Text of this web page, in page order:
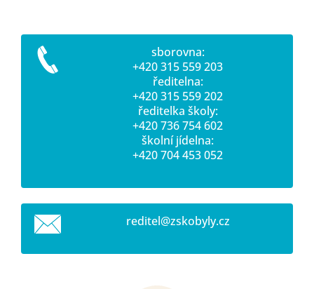
sborovna:
+420 315 559 203
ředitelna:
+420 315 559 202
ředitelka školy:
+420 736 754 602
školní jídelna:
+420 704 453 052
reditel@zskobyly.cz